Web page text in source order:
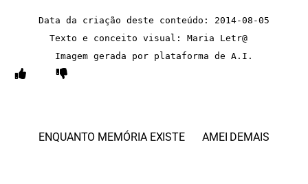
Data da criação deste conteúdo: 2014-08-05
Texto e conceito visual: Maria Letr@
Imagem gerada por plataforma de A.I.
ENQUANTO MEMÓRIA EXISTE AMEI DEMAIS